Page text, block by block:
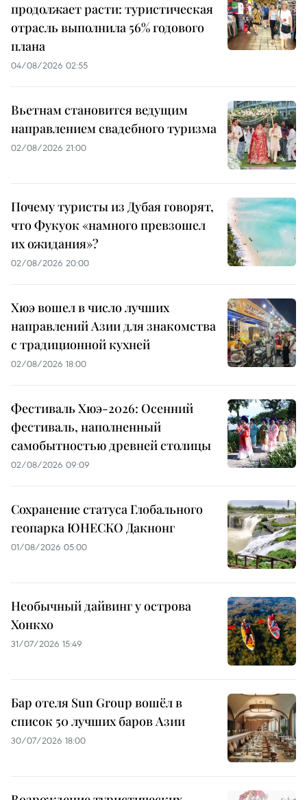
продолжает расти: туристическая
отрасль выполнила 56% годового
плана
04/08/2026 02:55
Вьетнам становится ведущим
направлением свадебного туризма
02/08/2026 21:00
Почему туристы из Дубая говорят,
что Фукуок «намного превзошел
их ожидания»?
02/08/2026 20:00
Хюэ вошел в число лучших
направлений Азии для знакомства
с традиционной кухней
02/08/2026 18:00
Фестиваль Хюэ-2026: Осенний
фестиваль, наполненный
самобытностью древней столицы
02/08/2026 09:09
Сохранение статуса Глобального
геопарка ЮНЕСКО Дакнонг
01/08/2026 05:00
Необычный дайвинг у острова
Хонкхо
31/07/2026 15:49
Бар отеля Sun Group вошёл в
список 50 лучших баров Азии
30/07/2026 18:00